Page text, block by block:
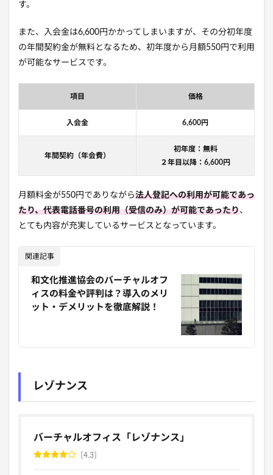
す。
また、入会金は6,600円かかってしまいますが、その分初年度
の年間契約金が無料となるため、初年度から月額550円で利用
が可能なサービスです。
項目 価格
入会金 6,600円
年間契約（年会費）
初年度：無料
２年目以降：6,600円
月額料金が550円でありながら法人登記への利用が可能であっ
たり、代表電話番号の利用（受信のみ）が可能であったり、
とても内容が充実しているサービスとなっています。
関連記事
和文化推進協会のバーチャルオフ
ィスの料金や評判は？導入のメリ
ット・デメリットを徹底解説！
レゾナンス
バーチャルオフィス「レゾナンス」
4.3